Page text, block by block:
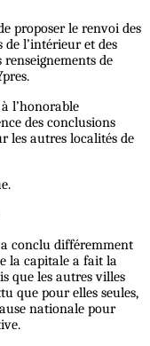
proposer le renvoi des
l’intérieur et des
de
l’honorable
des conclusions
les autres localités de
conclu différemment
la capitale a fait la
que les autres villes
que pour elles seules,
nationale pour